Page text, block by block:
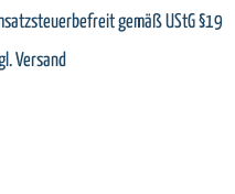
gemäß UStG §19
Versand